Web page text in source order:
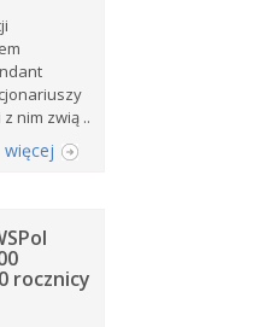
nim zwią ..
więcej
rocznicy